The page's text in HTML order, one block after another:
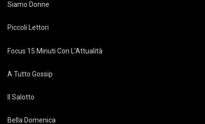
Siamo Donne
Piccoli Lettori
Focus 15 Minuti Con L’Attualità
A Tutto Gossip
Il Salotto
Bella Domenica